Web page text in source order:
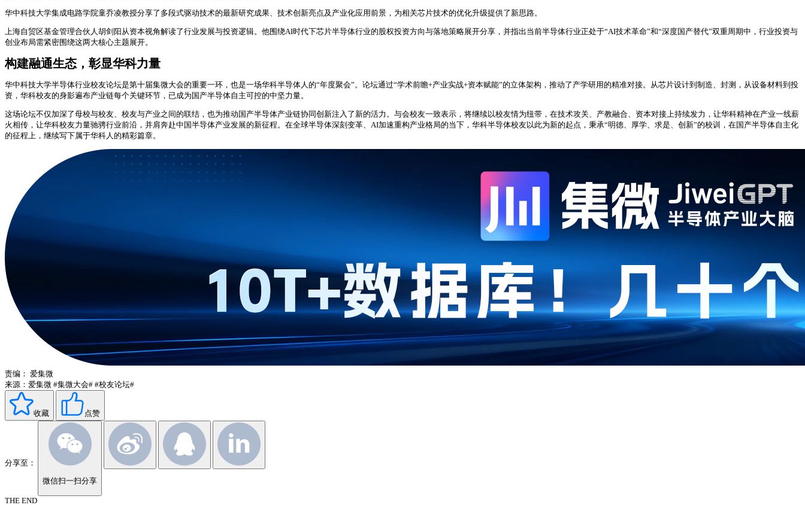
华中科技大学集成电路学院童乔凌教授分享了多段式驱动技术的最新研究成果、技术创新亮点及产业化应用前景，为相关芯片技术的优化升级提供了新思路。
上海自贸区基金管理合伙人胡剑阳从资本视角解读了行业发展与投资逻辑。他围绕AI时代下芯片半导体行业的股权投资方向与落地策略展开分享，并指出当前半导体行业正处于“AI技术革命”和“深度国产替代”双重周期中，行业投资与
创业布局需紧密围绕这两大核心主题展开。
构建融通生态，彰显华科力量
华中科技大学半导体行业校友论坛是第十届集微大会的重要一环，也是一场华科半导体人的“年度聚会”。论坛通过“学术前瞻+产业实战+资本赋能”的立体架构，推动了产学研用的精准对接。从芯片设计到制造、封测，从设备材料到投
资，华科校友的身影遍布产业链每个关键环节，已成为国产半导体自主可控的中坚力量。
这场论坛不仅加深了母校与校友、校友与产业之间的联结，也为推动国产半导体产业链协同创新注入了新的活力。与会校友一致表示，将继续以校友情为纽带，在技术攻关、产教融合、资本对接上持续发力，让华科精神在产业一线薪
火相传，让华科校友力量驰骋行业前沿，并肩奔赴中国半导体产业发展的新征程。在全球半导体深刻变革、AI加速重构产业格局的当下，华科半导体校友以此为新的起点，秉承“明德、厚学、求是、创新”的校训，在国产半导体自主化
的征程上，继续写下属于华科人的精彩篇章。
责编： 爱集微
来源：爱集微 #集微大会# #校友论坛#
收藏 点赞
分享至：
微信扫一扫分享
THE END